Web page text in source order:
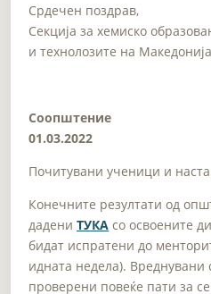
Срдечен поздрав,
Секција за хемиско
и технолозите на Македонија
Соопштение
01.03.2022
Почитувани ученици и
Конечните резултати од
дадениТУКА со освоените
бидат испратени до
идната недела). Вреднувани
проверени повеќе пати за